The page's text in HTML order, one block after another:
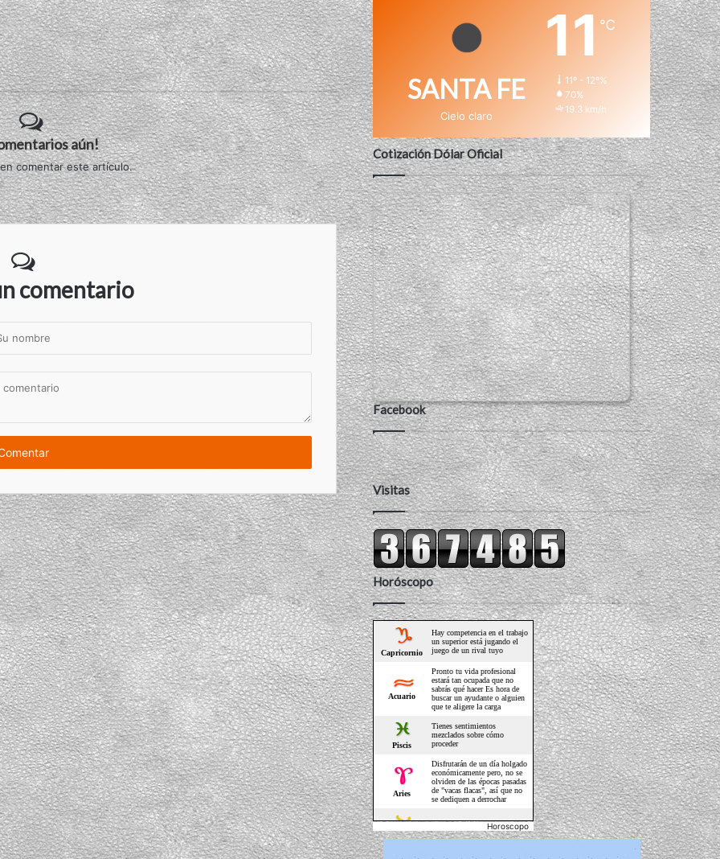
aún!
comentar este artículo.
comentario
SANTA FE
Cielo claro
11℃
11º - 12º%
70%
19.3 km/h
Cotización Dólar Oficial
Facebook
Visitas
Horóscopo
Horoscopo